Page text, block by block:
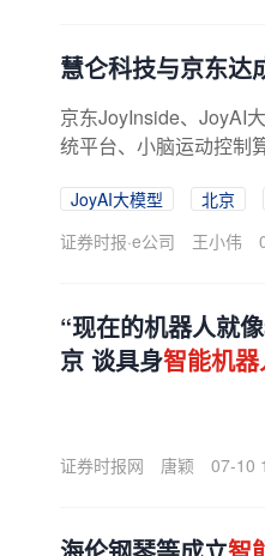
慧仑科技与京东达
京东JoyInside、JoyAI
统平台、小脑运动控制
JoyAI大模型 北京
证券时报·e公司
王小伟
“现在的机器人就
京 谈具身智能机
证券时报网 唐颖 07-10